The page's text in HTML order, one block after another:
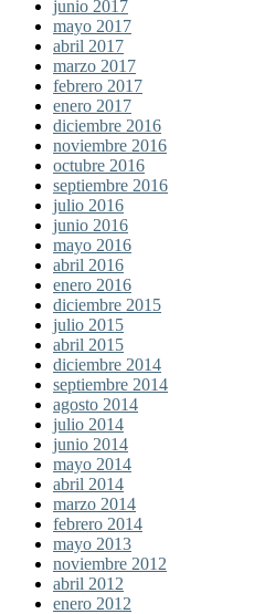
junio 2017
mayo 2017
abril 2017
marzo 2017
febrero 2017
enero 2017
diciembre 2016
noviembre 2016
octubre 2016
septiembre 2016
julio 2016
junio 2016
mayo 2016
abril 2016
enero 2016
diciembre 2015
julio 2015
abril 2015
diciembre 2014
septiembre 2014
agosto 2014
julio 2014
junio 2014
mayo 2014
abril 2014
marzo 2014
febrero 2014
mayo 2013
noviembre 2012
abril 2012
enero 2012